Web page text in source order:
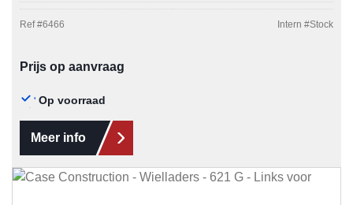
Ref #6466 Intern #Stock
Prijs op aanvraag
Op voorraad
Meer info